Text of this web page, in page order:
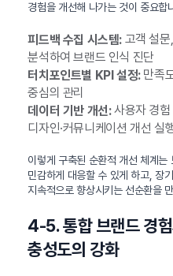
경험을 개선해 나가는 것이 중요합
피드백 수집 시스템:고객 설문
분석하여 브랜드 인식 진단
터치포인트별 KPI 설정:만족
중심의 관리
데이터 기반 개선:사용자 경험
디자인·커뮤니케이션 개선 실
이렇게 구축된 순환적 개선 체계는
민감하게 대응할 수 있게 하고, 장
지속적으로 향상시키는 선순환을
4-5. 통합 브랜드 경
충성도의 강화